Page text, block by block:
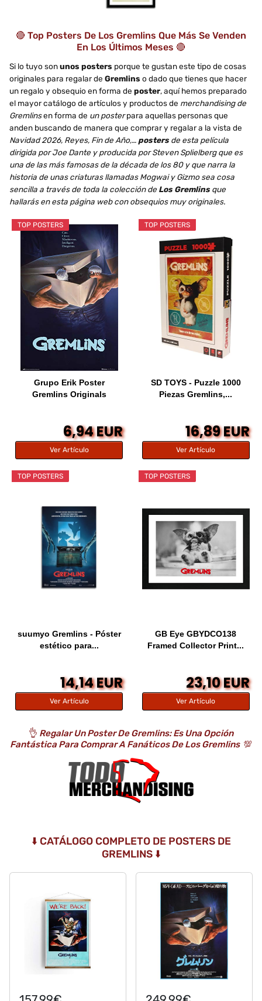
🔴 Top Posters De Los Gremlins Que Más Se Venden
En Los Últimos Meses 🔴
Si lo tuyo sonunos posters porque te gustan este tipo de cosas
originales para regalar de Gremlins o dado que tienes que hacer
un regalo y obsequio en forma de poster, aquí hemos preparado
el mayor catálogo de artículos y productos de merchandising de
Gremlinsen forma de un posterpara aquellas personas que
anden buscando de manera que comprar y regalar a la vista de
Navidad 2026, Reyes, Fin de Año,… posters de esta película
dirigida por Joe Dante y producida por Steven Splielberg que es
una de las más famosas de la década de los 80 y que narra la
historia de unas criaturas llamadas Mogwai y Gizmo sea cosa
sencilla a través de toda la colección de Los Gremlins que
hallarás en esta página web con obsequios muy originales.
TOP POSTERS
Grupo Erik Poster
Gremlins Originals
6,94 EUR
Ver Artículo
TOP POSTERS
SD TOYS - Puzzle 1000
Piezas Gremlins,...
16,89 EUR
Ver Artículo
TOP POSTERS
suumyo Gremlins - Póster
estético para...
14,14 EUR
Ver Artículo
TOP POSTERS
GB Eye GBYDCO138
Framed Collector Print...
23,10 EUR
Ver Artículo
👌 Regalar Un Poster De Gremlins: Es Una Opción
Fantástica Para Comprar A Fanáticos De Los Gremlins 💯
⬇️ CATÁLOGO COMPLETO DE POSTERS DE
GREMLINS ⬇️